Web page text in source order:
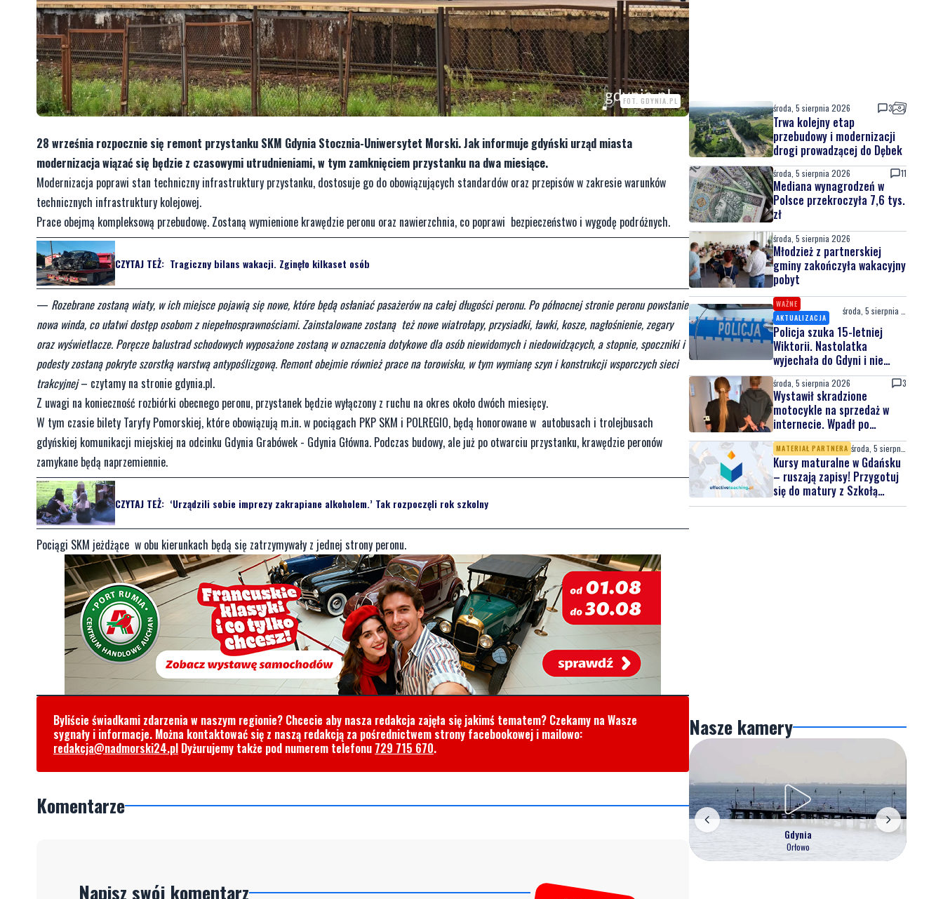
FOT. GDYNIA.PL
28 września rozpocznie się remont przystanku SKM Gdynia Stocznia-Uniwersytet Morski. Jak informuje gdyński urząd miasta
modernizacja wiązać się będzie z czasowymi utrudnieniami, w tym zamknięciem przystanku na dwa miesiące.
Modernizacja poprawi stan techniczny infrastruktury przystanku, dostosuje go do obowiązujących standardów oraz przepisów w zakresie warunków
technicznych infrastruktury kolejowej.
Prace obejmą kompleksową przebudowę. Zostaną wymienione krawędzie peronu oraz nawierzchnia, co poprawi bezpieczeństwo i wygodę podróżnych.
CZYTAJ TEŻ: Tragiczny bilans wakacji. Zginęło kilkaset osób
— Rozebrane zostaną wiaty, w ich miejsce pojawią się nowe, które będą osłaniać pasażerów na całej długości peronu. Po północnej stronie peronu powstanie
nowa winda, co ułatwi dostęp osobom z niepełnosprawnościami. Zainstalowane zostaną też nowe wiatrołapy, przysiadki, ławki, kosze, nagłośnienie, zegary
oraz wyświetlacze. Poręcze balustrad schodowych wyposażone zostaną w oznaczenia dotykowe dla osób niewidomych i niedowidzących, a stopnie, spoczniki i
podesty zostaną pokryte szorstką warstwą antypoślizgową. Remont obejmie również prace na torowisku, w tym wymianę szyn i konstrukcji wsporczych sieci
trakcyjnej– czytamy na stronie gdynia.pl.
Z uwagi na konieczność rozbiórki obecnego peronu, przystanek będzie wyłączony z ruchu na okres około dwóch miesięcy.
W tym czasie bilety Taryfy Pomorskiej, które obowiązują m.in. w pociągach PKP SKM i POLREGIO, będą honorowane w autobusach i trolejbusach
gdyńskiej komunikacji miejskiej na odcinku Gdynia Grabówek - Gdynia Główna. Podczas budowy, ale już po otwarciu przystanku, krawędzie peronów
zamykane będą naprzemiennie.
CZYTAJ TEŻ: ‘Urządzili sobie imprezy zakrapiane alkoholem.’ Tak rozpoczęli rok szkolny
Pociągi SKM jeżdżące w obu kierunkach będą się zatrzymywały z jednej strony peronu.
Byliście świadkami zdarzenia w naszym regionie? Chcecie aby nasza redakcja zajęła się jakimś tematem? Czekamy na Wasze
sygnały i informacje. Można kontaktować się z naszą redakcją za pośrednictwem strony facebookowej i mailowo:
redakcja@nadmorski24.pl Dyżurujemy także pod numerem telefonu 729 715 670.
Komentarze
Napisz swój komentarz
środa, 5 sierpnia 2026 3
Trwa kolejny etap
przebudowy i modernizacji
drogi prowadzącej do Dębek
środa, 5 sierpnia 2026 11
Mediana wynagrodzeń w
Polsce przekroczyła 7,6 tys.
zł
środa, 5 sierpnia 2026
Młodzież z partnerskiej
gminy zakończyła wakacyjny
pobyt
WAŻNE
AKTUALIZACJA
Policja szuka 15-letniej
Wiktorii. Nastolatka
wyjechała do Gdyni i nie
wróciła
środa, 5 sierpnia 2026 3
Wystawił skradzione
motocykle na sprzedaż w
internecie. Wpadł po
zgłoszeniu właściciela
MATERIAŁ PARTNERA
Kursy maturalne w Gdańsku
– ruszają zapisy! Przygotuj
się do matury z Szkołą
Effective Teaching!
Nasze kamery
Gdynia
Orłowo